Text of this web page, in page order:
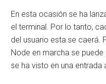
En esta ocasión se ha
el terminal. Por lo tanto,
del usuario esta se caerá.
Node en marcha se
se ha visto en una entrada